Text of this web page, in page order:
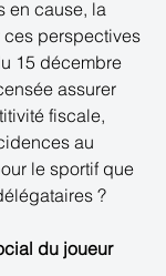
en cause, la
ces perspectives
15 décembre
assurer
fiscale,
au
le sportif que
?
du joueur